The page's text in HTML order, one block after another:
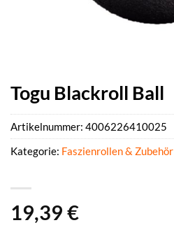
Togu Blackroll Ball
19,39 €
Artikelnummer: 4006226410025
Kategorie: Faszienrollen & Zubehör